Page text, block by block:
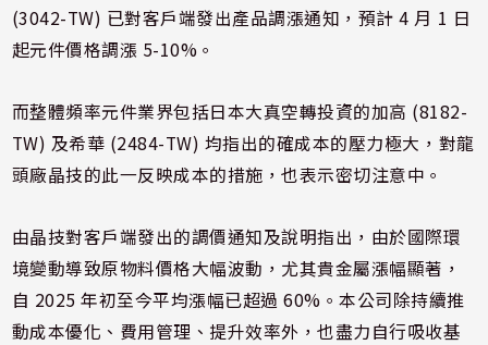
(3042-TW) 已對客戶端發出產品調漲通知，預計 4 月 1 日
起元件價格調漲 5-10%。
而整體頻率元件業界包括日本大真空轉投資的加高 (8182-
TW) 及希華 (2484-TW) 均指出的確成本的壓力極大，對龍
頭廠晶技的此一反映成本的措施，也表示密切注意中。
由晶技對客戶端發出的調價通知及說明指出，由於國際環
境變動導致原物料價格大幅波動，尤其貴金屬漲幅顯著，
自 2025 年初至今平均漲幅已超過 60%。本公司除持續推
動成本優化、費用管理、提升效率外，也盡力自行吸收基